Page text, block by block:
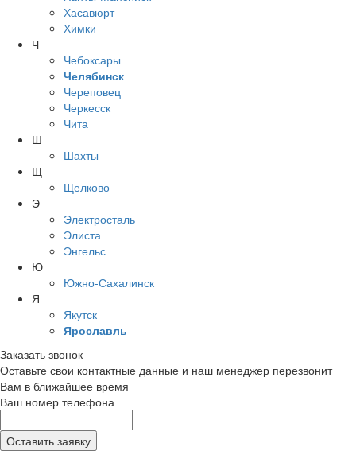
Хасавюрт
Химки
Ч
Чебоксары
Челябинск
Череповец
Черкесск
Чита
Ш
Шахты
Щ
Щелково
Э
Электросталь
Элиста
Энгельс
Ю
Южно-Сахалинск
Я
Якутск
Ярославль
Заказать звонок
Оставьте свои контактные данные и наш менеджер перезвонит
Вам в ближайшее время
Ваш номер телефона